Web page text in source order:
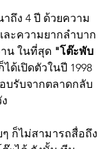
ถึง 4 ปี ด้วยความ
ะความยากลำบาก
น ในที่สุด "โต๊ะพับ
ได้เปิดตัวในปี 1998
บรับจากตลาดกลับ
ๆ ก็ไม่สามารถสื่อถึง